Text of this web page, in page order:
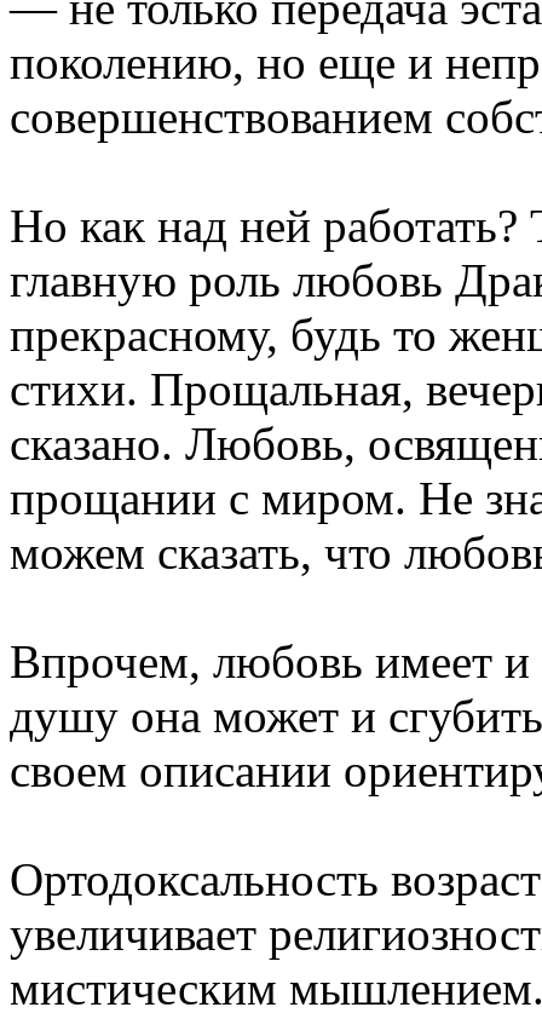
поколению, но еще и
совершенствованием
Но как над ней
главную роль любовь
прекрасному, будь то
стихи. Прощальная,
сказано. Любовь,
прощании с миром. Не
можем сказать, что
Впрочем, любовь имеет
душу она может и
своем описании
Ортодоксальность
увеличивает
мистическим